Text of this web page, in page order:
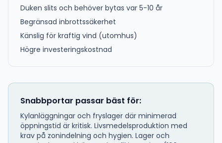
Duken slits och behöver bytas var 5-10 år
Begränsad inbrottssäkerhet
Känslig för kraftig vind (utomhus)
Högre investeringskostnad
Snabbportar passar bäst för:
Kylanläggningar och fryslager där minimerad
öppningstid är kritisk. Livsmedelsproduktion med
krav på zonindelning och hygien. Lager och